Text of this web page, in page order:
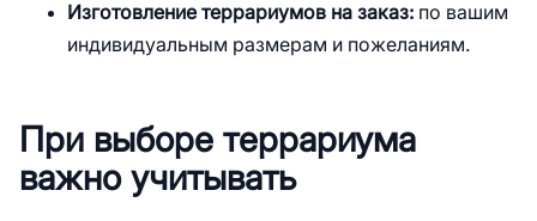
Изготовление террариумов на заказ: по вашим
индивидуальным размерам и пожеланиям.
При выборе террариума
важно учитывать